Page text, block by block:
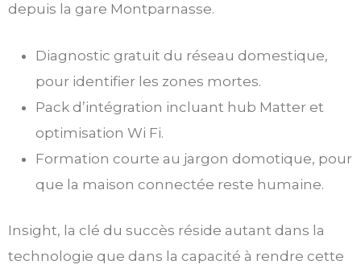
depuis la gare Montparnasse.
Diagnostic gratuit du réseau domestique,
pour identifier les zones mortes.
Pack d’intégration incluant hub Matter et
optimisation Wi Fi.
Formation courte au jargon domotique, pour
que la maison connectée reste humaine.
Insight, la clé du succès réside autant dans la
technologie que dans la capacité à rendre cette